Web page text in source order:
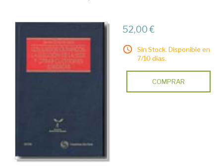
52,00 €
Sin Stock. Disponible en
7/10 días.
COMPRAR